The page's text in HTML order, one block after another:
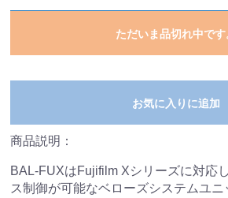
ただいま品切れ中です
お気に入りに追加
商品説明：
BAL-FUXはFujifilm Xシリーズに対応
ス制御が可能なベローズシステムユニ